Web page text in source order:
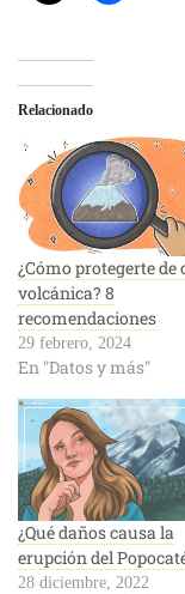
Relacionado
¿Cómo protegerte de
volcánica? 8
recomendaciones
29 febrero, 2024
En "Datos y más"
¿Qué daños causa la
erupción del
28 diciembre, 2022